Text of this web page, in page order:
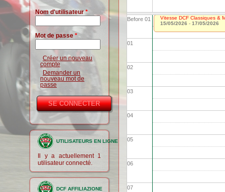
Nom d'utilisateur*
Mot de passe *
Créer un nouveau
compte
Demander un
nouveau mot de
passe
UTILISATEURS EN LIGNE
Il y a actuellement 1
utilisateur connecté.
DCF AFFILIAZIONE
Before 01
01
02
03
04
05
06
07
Vitesse DCF Classiques &
15/05/2026 - 17/05/2026